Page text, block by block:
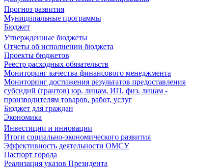
Прогноз развития
Муниципальные программы
Бюджет
Утвержденные бюджеты
Отчеты об исполнении бюджета
Проекты бюджетов
Реестр расходных обязательств
Мониторинг качества финансового менеджмента
Мониторинг достижения результатов предоставления
субсидий (грантов) юр. лицам, ИП, физ. лицам -
производителям товаров, работ, услуг
Бюджет для граждан
Экономика
Инвестиции и инновации
Итоги социально-экономического развития
Эффективность деятельности ОМСУ
Паспорт города
Реализация указов Президента